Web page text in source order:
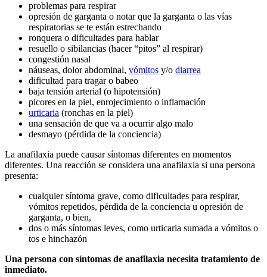
problemas para respirar
opresión de garganta o notar que la garganta o las vías
respiratorias se te están estrechando
ronquera o dificultades para hablar
resuello o sibilancias (hacer “pitos” al respirar)
congestión nasal
náuseas, dolor abdominal, vómitos y/o diarrea
dificultad para tragar o babeo
baja tensión arterial (o hipotensión)
picores en la piel, enrojecimiento o inflamación
urticaria (ronchas en la piel)
una sensación de que va a ocurrir algo malo
desmayo (pérdida de la conciencia)
La anafilaxia puede causar síntomas diferentes en momentos
diferentes. Una reacción se considera una anafilaxia si una persona
presenta:
cualquier síntoma grave, como dificultades para respirar,
vómitos repetidos, pérdida de la conciencia u opresión de
garganta, o bien,
dos o más síntomas leves, como urticaria sumada a vómitos o
tos e hinchazón
Una persona con síntomas de anafilaxia necesita tratamiento de
inmediato.